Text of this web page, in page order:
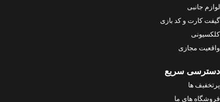
لوازم جانبی
گیفت کارت و کد بازی
کلکسیونی
واقعیت مجازی
دسترسی سریع
پرتخفیف ها
فروشگاه های ما